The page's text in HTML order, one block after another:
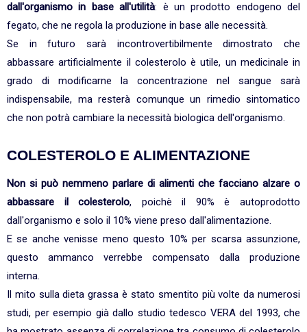
dall'organismo in base all'utilità: è un prodotto endogeno del
fegato, che ne regola la produzione in base alle necessità.
Se in futuro sarà incontrovertibilmente dimostrato che
abbassare artificialmente il colesterolo è utile, un medicinale in
grado di modificarne la concentrazione nel sangue sarà
indispensabile, ma resterà comunque un rimedio sintomatico
che non potrà cambiare la necessità biologica dell'organismo.
COLESTEROLO E ALIMENTAZIONE
Non si può nemmeno parlare di alimenti che facciano alzare o
abbassare il colesterolo, poichè il 90% è autoprodotto
dall'organismo e solo il 10% viene preso dall'alimentazione.
E se anche venisse meno questo 10% per scarsa assunzione,
questo ammanco verrebbe compensato dalla produzione
interna.
Il mito sulla dieta grassa è stato smentito più volte da numerosi
studi, per esempio già dallo studio tedesco VERA del 1993, che